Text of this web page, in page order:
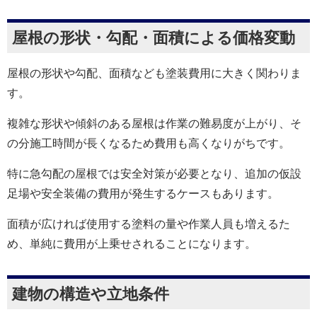
屋根の形状・勾配・面積による価格変動
屋根の形状や勾配、面積なども塗装費用に大きく関わりま
す。
複雑な形状や傾斜のある屋根は作業の難易度が上がり、そ
の分施工時間が長くなるため費用も高くなりがちです。
特に急勾配の屋根では安全対策が必要となり、追加の仮設
足場や安全装備の費用が発生するケースもあります。
面積が広ければ使用する塗料の量や作業人員も増えるた
め、単純に費用が上乗せされることになります。
建物の構造や立地条件